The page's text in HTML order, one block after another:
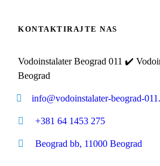
KONTAKTIRAJTE NAS
Vodoinstalater Beograd 011 ✔️
Beograd
info@vodoinstalater-beograd-
+381 64 1453 275
Beograd bb, 11000 Beograd